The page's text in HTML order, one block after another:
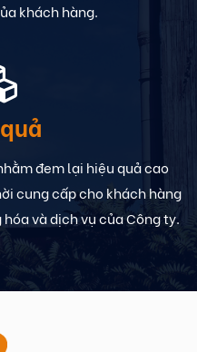
khách hàng.
đem lại hiệu quả cao
cung cấp cho khách hàng
và dịch vụ của Công ty.